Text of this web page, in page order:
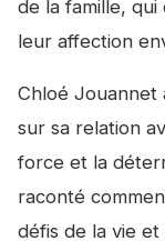
de la famille,
leur affection
Chloé Jouannet
sur sa relation
force et la
raconté
défis de la vie